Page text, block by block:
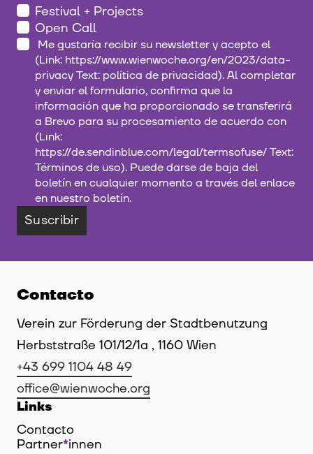
Festival + Projects
Open Call
(Link: https://www.wienwoche.org/en/2023/data-
privacy Text: política de privacidad). Al completar
y enviar el formulario, confirma que la
información que ha proporcionado se transferirá
a Brevo para su procesamiento de acuerdo con
(Link:
https://de.sendinblue.com/legal/termsofuse/ Text:
Términos de uso). Puede darse de baja del
boletín en cualquier momento a través del enlace
en nuestro boletín.
Suscribir
Contacto
Verein zur Förderung der Stadtbenutzung
Herbststraße 101/12/1a , 1160 Wien
+43 699 1104 48 49
office@wienwoche.org
Links
Contacto
Partner*innen